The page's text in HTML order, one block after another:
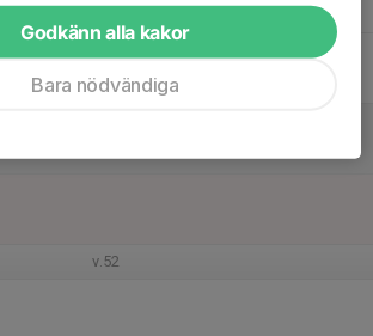
v.52
Godkänn alla kakor
Bara nödvändiga